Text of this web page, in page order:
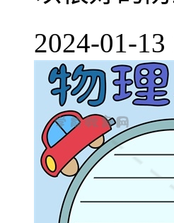
2024-01-13